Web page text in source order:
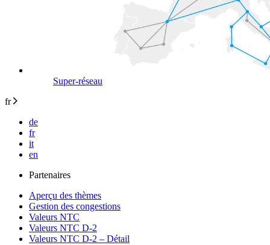
Super-réseau
fr
de
fr
it
en
Partenaires
Aperçu des thèmes
Gestion des congestions
Valeurs NTC
Valeurs NTC D-2
Valeurs NTC D-2 – Détail